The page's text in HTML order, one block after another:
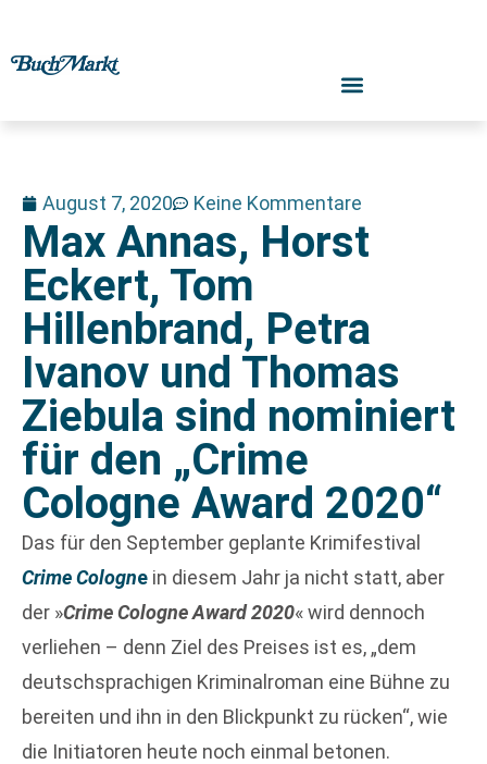
August 7, 2020 Keine Kommentare
Max Annas, Horst
Eckert, Tom
Hillenbrand, Petra
Ivanov und Thomas
Ziebula sind nominiert
für den „Crime
Cologne Award 2020“
Das für den September geplante Krimifestival
Crime Cologne in diesem Jahr ja nicht statt, aber
der »Crime Cologne Award 2020« wird dennoch
verliehen – denn Ziel des Preises ist es, „dem
deutschsprachigen Kriminalroman eine Bühne zu
bereiten und ihn in den Blickpunkt zu rücken“, wie
die Initiatoren heute noch einmal betonen.